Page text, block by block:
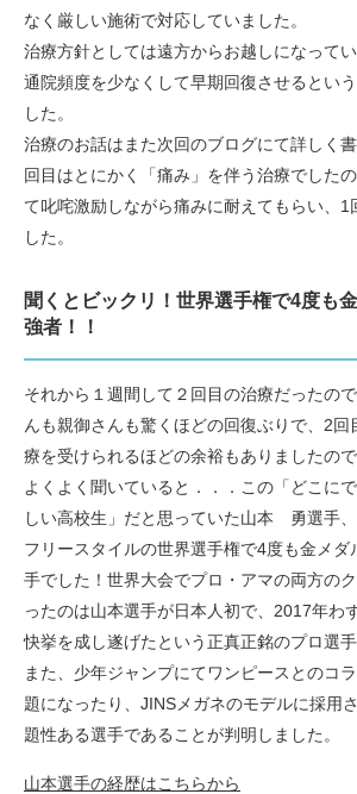
なく厳しい施術で対応していました。
治療方針としては遠方からお越しになって
通院頻度を少なくして早期回復させるとい
した。
治療のお話はまた次回のブログにて詳しく
回目はとにかく「痛み」を伴う治療でした
て叱咤激励しながら痛みに耐えてもらい、1
した。
聞くとビックリ！世界選手権で4度も
強者！！
それから１週間して２回目の治療だったの
んも親御さんも驚くほどの回復ぶりで、2回
療を受けられるほどの余裕もありましたので
よくよく聞いていると．．．この「どこに
しい高校生」だと思っていた山本 勇選手
フリースタイルの世界選手権で4度も金メダ
手でした！世界大会でプロ・アマの両方の
ったのは山本選手が日本人初で、2017年わ
快挙を成し遂げたという正真正銘のプロ選手
また、少年ジャンプにてワンピースとのコ
題になったり、JINSメガネのモデルに採用
題性ある選手であることが判明しました。
山本選手の経歴はこちらから